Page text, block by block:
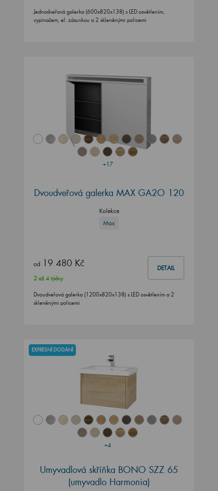
Jednodveřová galerka (600x820x138) s LED osvětlením,
vypínačem, el. zásuvkou a 2 skleněnými policemi
+17
Dvoudveřová galerka MAX GA2O 120
Kolekce
Max
od 19 480 Kč DETAIL
2 až 4 týdny
Dvoudveřová galerka (1200x820x138) s LED osvětlením a 2
skleněnými policemi
+4
EXPRESNÍ DODÁNÍ
Umyvadlová skříňka BONO SZZ 65
(umyvadlo Harmonia)